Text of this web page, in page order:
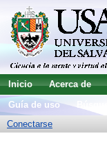
Inicio Acerca de
Guía de uso
Conectarse